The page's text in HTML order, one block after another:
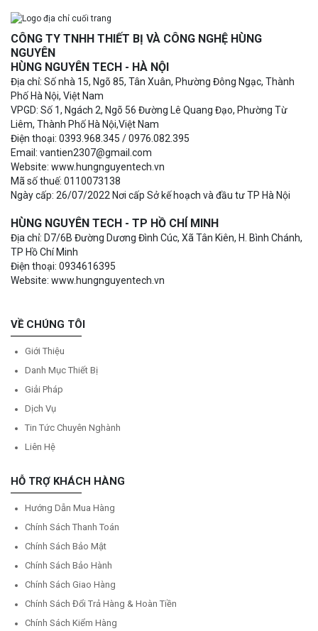
CÔNG TY TNHH THIẾT BỊ VÀ CÔNG NGHỆ HÙNG
NGUYÊN
HÙNG NGUYÊN TECH - HÀ NỘI
Địa chỉ: Số nhà 15, Ngõ 85, Tân Xuân, Phường Đông Ngạc, Thành
Phố Hà Nội, Việt Nam
VPGD: Số 1, Ngách 2, Ngõ 56 Đường Lê Quang Đạo, Phường Từ
Liêm, Thành Phố Hà Nội,Việt Nam
Điện thoại: 0393.968.345 / 0976.082.395
Email: vantien2307@gmail.com
Website: www.hungnguyentech.vn
Mã số thuế: 0110073138
Ngày cấp: 26/07/2022 Nơi cấp Sở kế hoạch và đầu tư TP Hà Nội
HÙNG NGUYÊN TECH - TP HỒ CHÍ MINH
Địa chỉ: D7/6B Đường Dương Đình Cúc, Xã Tân Kiên, H. Bình Chánh,
TP Hồ Chí Minh
Điện thoại: 0934616395
Website: www.hungnguyentech.vn
VỀ CHÚNG TÔI
Giới Thiệu
Danh Mục Thiết Bị
Giải Pháp
Dịch Vụ
Tin Tức Chuyên Nghành
Liên Hệ
HỖ TRỢ KHÁCH HÀNG
Hướng Dẫn Mua Hàng
Chính Sách Thanh Toán
Chính Sách Bảo Mật
Chính Sách Bảo Hành
Chính Sách Giao Hàng
Chính Sách Đổi Trả Hàng & Hoàn Tiền
Chính Sách Kiểm Hàng